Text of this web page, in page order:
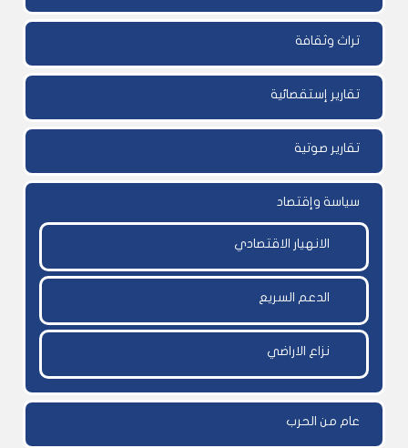
تراث وثقافة
تقارير إستقصائية
تقارير صوتية
سياسة وإقتصاد
الانهيار الاقتصادي
الدعم السريع
نزاع الاراضي
عام من الحرب